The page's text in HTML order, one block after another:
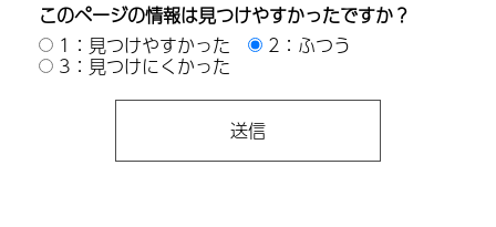
このページの情報は見つけやすかったですか？
1：見つけやすかった
2：ふつう
3：見つけにくかった